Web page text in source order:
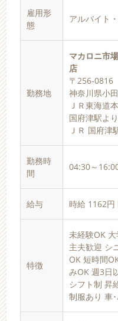
雇用形
態
アルバイト
勤務地
マカロニ市
店
〒256-0816
神奈川県小
ＪＲ東海道
国府津駅よ
ＪＲ 国府津
勤務時
間
04:30～
給与 時給 1162円
特徴
未経験OK
主夫歓迎 シ
OK 短時間
みOK 週3日
シフト制 昇
制服あり 車